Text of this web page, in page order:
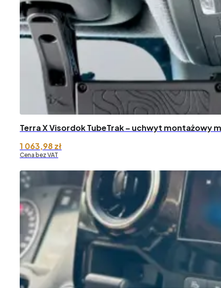
Terra X Visordok TubeTrak – uchwyt montażowy
1 063,98zł
Cena bez VAT